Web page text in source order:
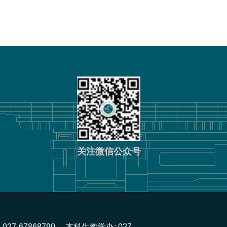
关注微信公众号